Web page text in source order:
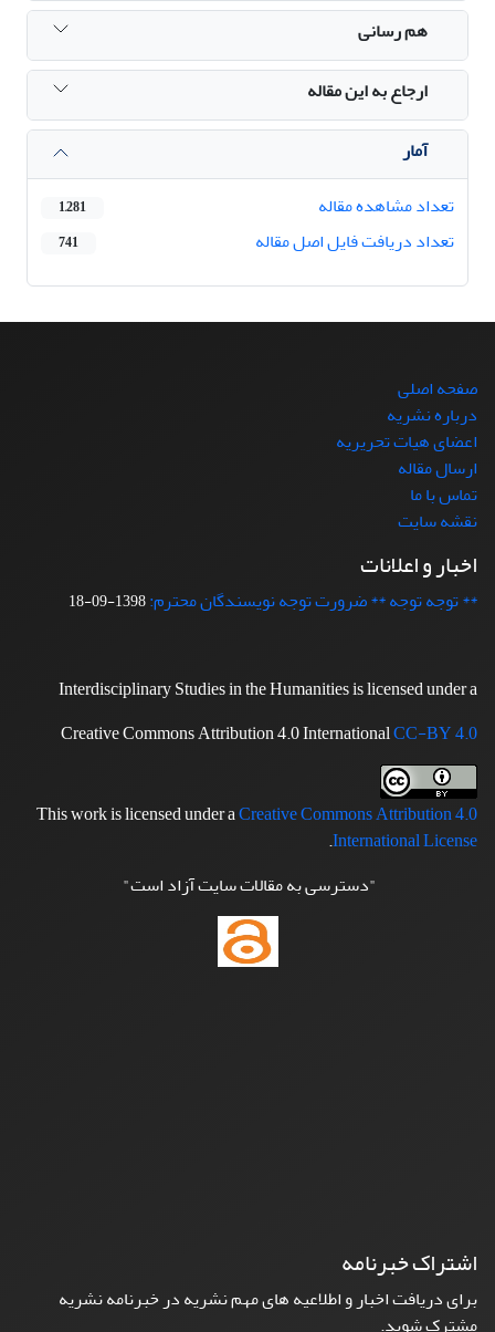
هم رسانی
ارجاع به این مقاله
آمار
تعداد مشاهده مقاله
1,281
تعداد دریافت فایل اصل مقاله 741
صفحه اصلی
درباره نشریه
اعضای هیات تحریریه
ارسال مقاله
تماس با ما
نقشه سایت
اخبار و اعلانات
** توجه توجه ** ضرورت توجه نویسندگان محترم:1398-09-18
Interdisciplinary Studies in the Humanities is licensed under a
Creative Commons Attribution 4.0 InternationalCC-BY 4.0
This work is licensed under aCreative Commons Attribution 4.0
International License
.
"دسترسی به مقالات سایت آزاد است"
اشتراک خبرنامه
برای دریافت اخبار و اطلاعیه های مهم نشریه در خبرنامه نشریه
مشترک شوید.